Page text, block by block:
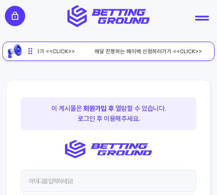
이백 신청하러가기 <<CLICK>> 매달 진행하는 페이백 신청하러가기 <<CLICK>>
이 게시물은회원가입 후열람할 수 있습니다.
로그인 후 이용해주세요.